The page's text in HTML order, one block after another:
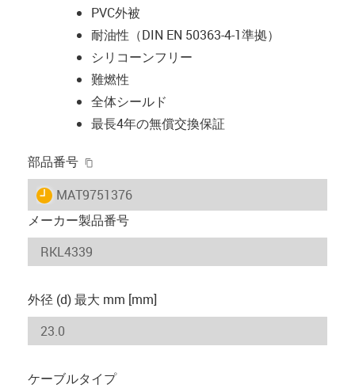
PVC外被
耐油性（DIN EN 50363-4-1準拠）
シリコーンフリー
難燃性
全体シールド
最長4年の無償交換保証
部品番号
igus-icon-lieferzeit
MAT9751376
メーカー製品番号
外径 (d) 最大 mm [mm]
ケーブルタイプ